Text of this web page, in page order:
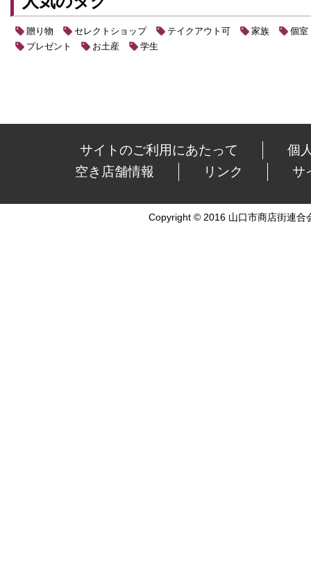
贈り物 セレクトショップ テイクアウト可 家族
個室
プレゼント
お土産 学生
サイトのご利用にあたって
個
空き店舗情報
リンク サ
Copyright © 2016 山口市商店街連合